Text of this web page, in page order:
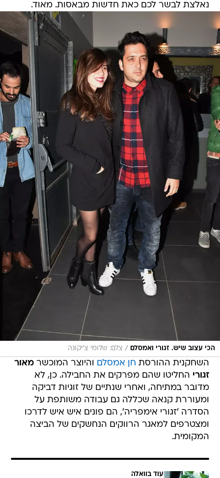
נאלצת לבשר לכם כאת חדשות מבאסות. מאוד.
הכי עצוב שיש. זגורי ואמסלם / צלם: שלומי צ'יקונה
השחקנית ההורסת חן אמסלם והיוצר המוכשרמאור
זגורי החליטו שהם מפרקים את החבילה. כן, לא
מדובר במתיחה, ואחרי שנתיים של זוגיות דביקה
ומעוררת קנאה שכללה גם עבודה משותפת על
הסדרה 'זגורי אימפריה', הם פונים איש איש לדרכו
ומצטרפים למאגר הרווקים הנחשקים של הביצה
המקומית.
עוד בוואלה